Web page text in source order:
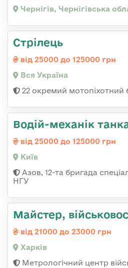
Чернігів, Чернігівська
Стрілець
від 25000 до 125000 грн
Вся Україна
22 окремий
Водій-механік
від 25000 до 125000 грн
Київ
Азов, 12-та бригада
НГУ
Майстер,
від 21000 до 23000 грн
Харків
Метрологічний центр